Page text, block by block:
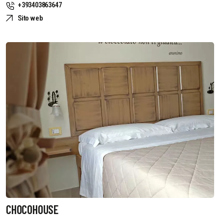
+393403863647
Sito web
CHOCOHOUSE